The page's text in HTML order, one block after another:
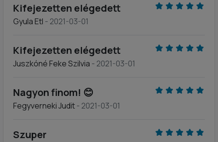
Kifejezetten elégedett
Gyula Etl - 2021-03-01
Kifejezetten elégedett
Juszkóné Feke Szilvia - 2021-03-01
Nagyon finom! 😊
Fegyverneki Judit- 2021-03-01
Szuper